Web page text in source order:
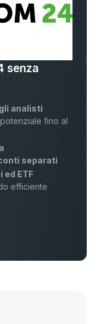
senza
analisti
fino al
separati
ed ETF
efficiente